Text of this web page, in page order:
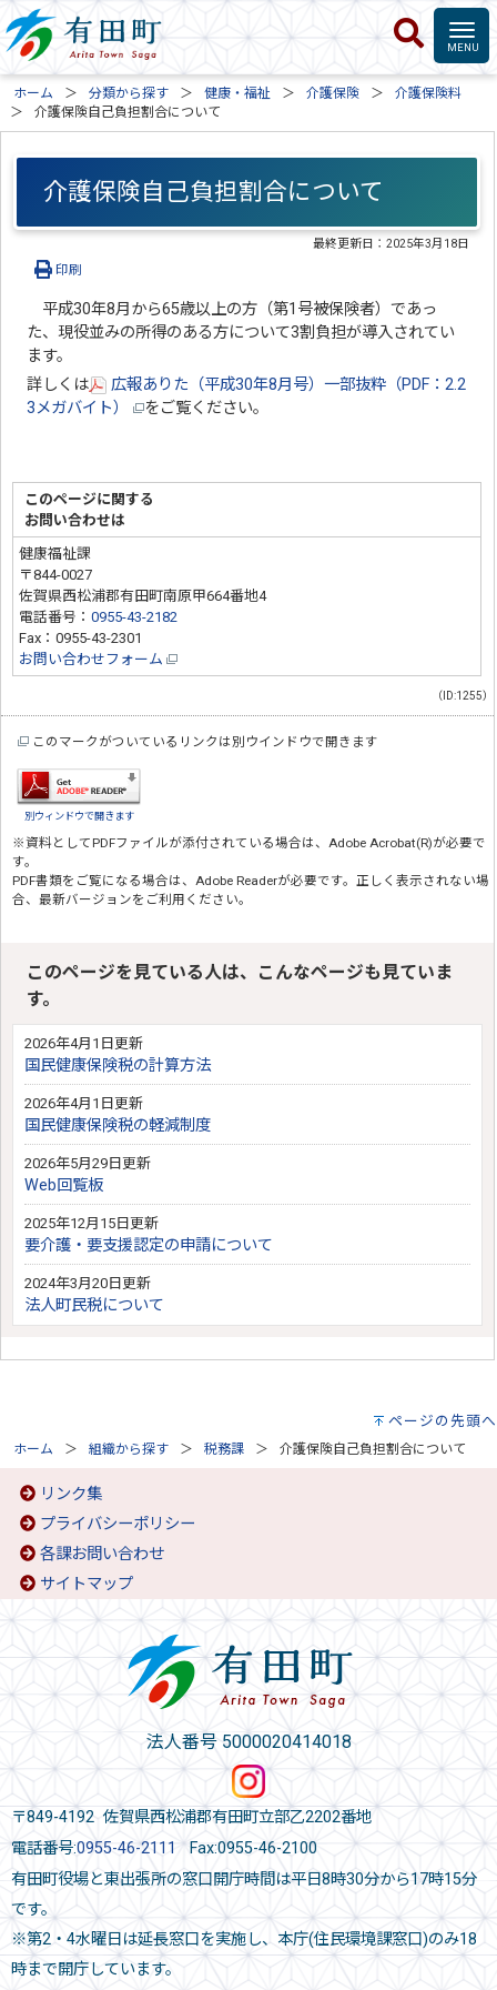
ホーム 分類から探す 健康・福祉 介護保険
介護保険料
介護保険自己負担割合について
介護保険自己負担割合について
最終更新日：2025年3月18日
印刷
平成30年8月から65歳以上の方（第1号被保険者）であっ
た、現役並みの所得のある方について3割負担が導入されてい
ます。
詳しくは
広報ありた（平成30年8月号）一部抜粋（PDF：2.2
3メガバイト）
をご覧ください。
このページに関する
お問い合わせは
健康福祉課
〒844-0027
佐賀県西松浦郡有田町南原甲664番地4
電話番号：0955-43-2182
Fax：0955-43-2301
お問い合わせフォーム
（ID:1255）
このマークがついているリンクは別ウインドウで開きます
別ウィンドウで開きます
※資料としてPDFファイルが添付されている場合は、 Adobe Acrobat(R)が必要で
す。
PDF書類をご覧になる場合は、 Adobe Readerが必要です。正しく表示されない場
合、最新バージョンをご利用ください。
このページを見ている人は、こんなページも見ていま
す。
2026年4月1日更新
国民健康保険税の計算方法
2026年4月1日更新
国民健康保険税の軽減制度
2026年5月29日更新
Web回覧板
2025年12月15日更新
要介護・要支援認定の申請について
2024年3月20日更新
法人町民税について
ページの先頭へ
ホーム 組織から探す 税務課 介護保険自己負担割合について
リンク集
プライバシーポリシー
各課お問い合わせ
サイトマップ
法人番号 5000020414018
〒849-4192 佐賀県西松浦郡有田町立部乙2202番地
電話番号:0955-46-2111 Fax:0955-46-2100
有田町役場と東出張所の窓口開庁時間は平日8時30分から17時15分
です。
※第2・4水曜日は延長窓口を実施し、本庁(住民環境課窓口)のみ18
時まで開庁しています。